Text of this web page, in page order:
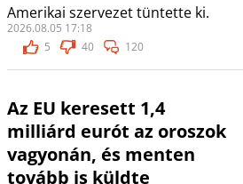
Amerikai szervezet tüntette ki.
2026.08.05 17:18
5
40 120
Az EU keresett 1,4
milliárd eurót az oroszok
vagyonán, és menten
tovább is küldte